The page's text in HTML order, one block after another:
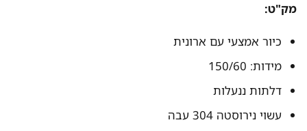
מק"ט:
כיור אמצעי עם ארונית
מידות: 150/60
דלתות ננעלות
עשוי נירוסטה 304 עבה